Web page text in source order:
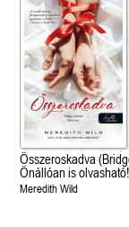
Összeroskadva
Önállóan is olvasható!
Meredith Wild